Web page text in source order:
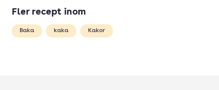
Fler recept inom
Baka kaka Kakor